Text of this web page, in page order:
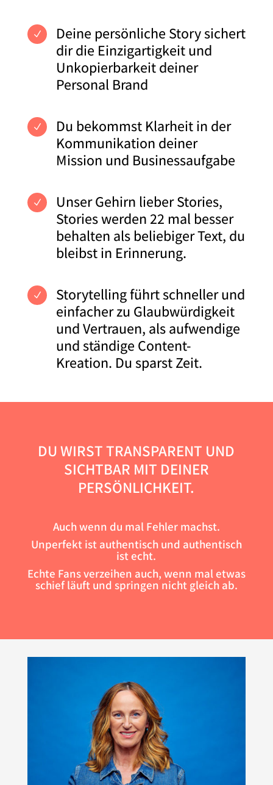
N
Deine persönliche Story sichert
dir die Einzigartigkeit und
Unkopierbarkeit deiner
Personal Brand
N
Du bekommst Klarheit in der
Kommunikation deiner
Mission und Businessaufgabe
N
Unser Gehirn lieber Stories,
Stories werden 22 mal besser
behalten als beliebiger Text, du
bleibst in Erinnerung.
N
Storytelling führt schneller und
einfacher zu Glaubwürdigkeit
und Vertrauen, als aufwendige
und ständige Content-
Kreation. Du sparst Zeit.
DU WIRST TRANSPARENT UND
SICHTBAR MIT DEINER
PERSÖNLICHKEIT.
Auch wenn du mal Fehler machst.
Unperfekt ist authentisch und authentisch
ist echt.
Echte Fans verzeihen auch, wenn mal etwas
schief läuft und springen nicht gleich ab.